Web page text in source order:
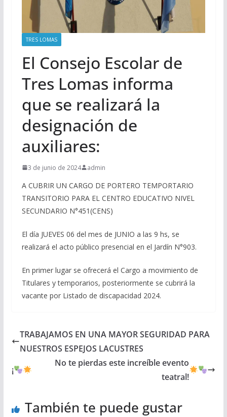
TRES LOMAS
El Consejo Escolar de
Tres Lomas informa
que se realizará la
designación de
auxiliares:
3 de junio de 2024 admin
A CUBRIR UN CARGO DE PORTERO TEMPORTARIO
TRANSITORIO PARA EL CENTRO EDUCATIVO NIVEL
SECUNDARIO N°451(CENS)
El día JUEVES 06 del mes de JUNIO a las 9 hs, se
realizará el acto público presencial en el Jardín N°903.
En primer lugar se ofrecerá el Cargo a movimiento de
Titulares y temporarios, posteriormente se cubrirá la
vacante por Listado de discapacidad 2024.
TRABAJAMOS EN UNA MAYOR SEGURIDAD PARA
NUESTROS ESPEJOS LACUSTRES
¡
No te pierdas este increíble evento
teatral!
También te puede gustar